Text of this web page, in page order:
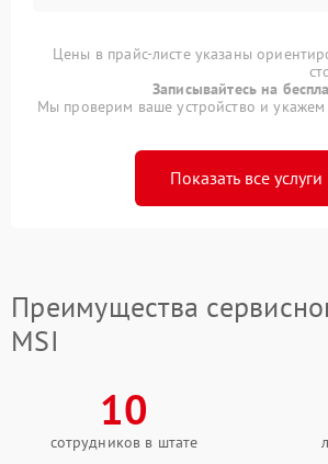
Цены в прайс-листе указаны
Записывайтесь на
Мы проверим ваше устройство и укажем
Показать все услуги
Преимущества
MSI
10
сотрудников в штате